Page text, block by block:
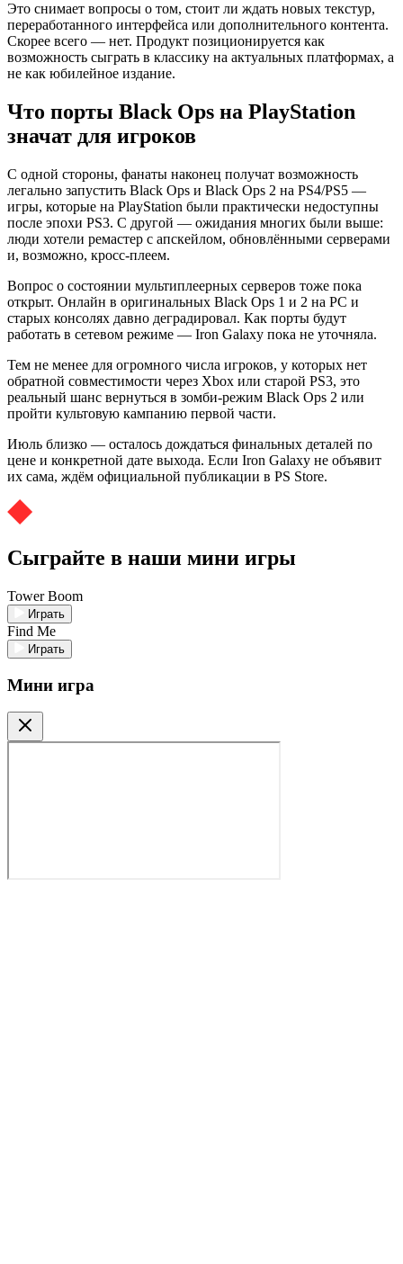
Это снимает вопросы о том, стоит ли ждать новых текстур,
переработанного интерфейса или дополнительного контента.
Скорее всего — нет. Продукт позиционируется как
возможность сыграть в классику на актуальных платформах, а
не как юбилейное издание.
Что порты Black Ops на PlayStation
значат для игроков
С одной стороны, фанаты наконец получат возможность
легально запустить Black Ops и Black Ops 2 на PS4/PS5 —
игры, которые на PlayStation были практически недоступны
после эпохи PS3. С другой — ожидания многих были выше:
люди хотели ремастер с апскейлом, обновлёнными серверами
и, возможно, кросс-плеем.
Вопрос о состоянии мультиплеерных серверов тоже пока
открыт. Онлайн в оригинальных Black Ops 1 и 2 на PC и
старых консолях давно деградировал. Как порты будут
работать в сетевом режиме — Iron Galaxy пока не уточняла.
Тем не менее для огромного числа игроков, у которых нет
обратной совместимости через Xbox или старой PS3, это
реальный шанс вернуться в зомби-режим Black Ops 2 или
пройти культовую кампанию первой части.
Июль близко — осталось дождаться финальных деталей по
цене и конкретной дате выхода. Если Iron Galaxy не объявит
их сама, ждём официальной публикации в PS Store.
Сыграйте в наши мини игры
Tower Boom
Играть
Find Me
Играть
Мини игра